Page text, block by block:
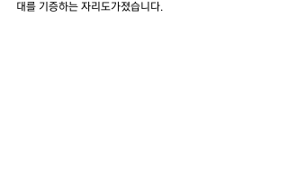
대를 기증하는 자리도가졌습니다.